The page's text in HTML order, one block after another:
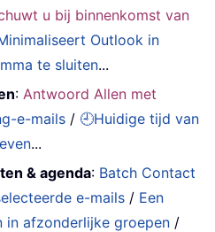
u bij binnenkomst van
Outlook in
te sluiten...
: Antwoord Allen met
e-mails / 🕘Huidige tijd van
...
& agenda: Batch Contact
e-mails / Een
afzonderlijke groepen /